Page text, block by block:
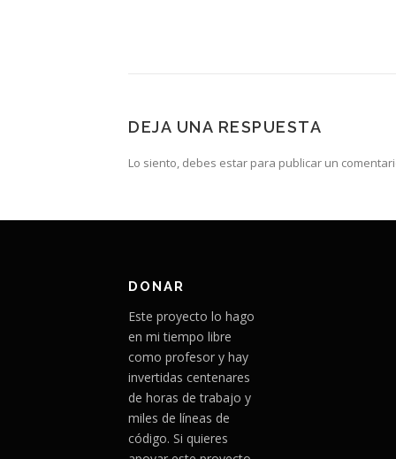
DEJA UNA RESPUESTA
Lo siento, debes estar para publicar un
DONAR
Este proyecto lo hago
en mi tiempo libre
como profesor y hay
invertidas centenares
de horas de trabajo y
miles de líneas de
código. Si quieres